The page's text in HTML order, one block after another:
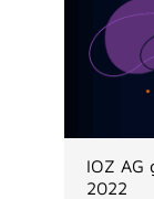
IOZ AG
2022